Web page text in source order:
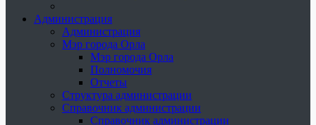
Администрация
Администрация
Мэр города Орла
Мэр города Орла
Полномочия
Отчеты
Структура администрации
Справочник администрации
Справочник администрации